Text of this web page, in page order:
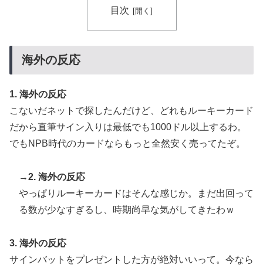
目次
海外の反応
1. 海外の反応
こないだネットで探したんだけど、どれもルーキーカード
だから直筆サイン入りは最低でも1000ドル以上するわ。
でもNPB時代のカードならもっと全然安く売ってたぞ。
→2. 海外の反応
やっぱりルーキーカードはそんな感じか。まだ出回って
る数が少なすぎるし、時期尚早な気がしてきたわｗ
3. 海外の反応
サインバットをプレゼントした方が絶対いいって。今なら